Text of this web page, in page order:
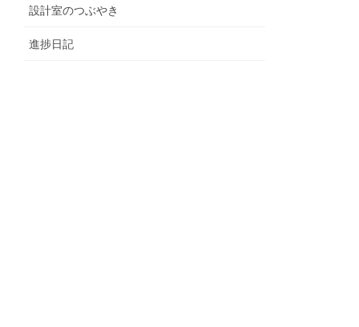
設計室のつぶやき
進捗日記